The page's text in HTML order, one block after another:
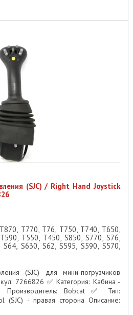
(SJC) / Right Hand Joystick
T770, T76, T750, T740, T650,
T550, T450, S850, S770, S76,
S630, S62, S595, S590, S570,
(SJC) для мини-погрузчиков
7266826 ✅ Категория: Кабина -
Производитель: Bobcat ✅ Тип:
(SJC) - правая сторона Описание: